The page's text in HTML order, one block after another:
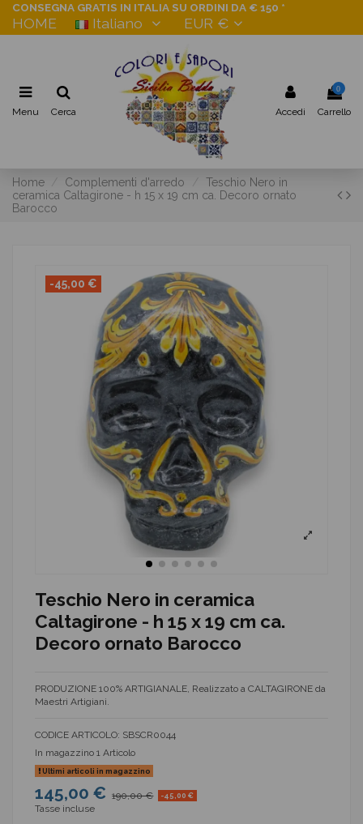
CONSEGNA GRATIS IN ITALIA SU ORDINI DA € 150 *
HOME Italiano EUR €
Menu Cerca Accedi
0
Carrello
Home Complementi d'arredo
Teschio Nero in
ceramica Caltagirone - h 15 x 19 cm ca. Decoro ornato
Barocco
-45,00 €
Teschio Nero in ceramica
Caltagirone - h 15 x 19 cm ca.
Decoro ornato Barocco
PRODUZIONE 100% ARTIGIANALE, Realizzato a CALTAGIRONE da
Maestri Artigiani.
CODICE ARTICOLO: SBSCR0044
In magazzino 1 Articolo
Ultimi articoli in magazzino
145,00 € 190,00 € -45,00 €
Tasse incluse